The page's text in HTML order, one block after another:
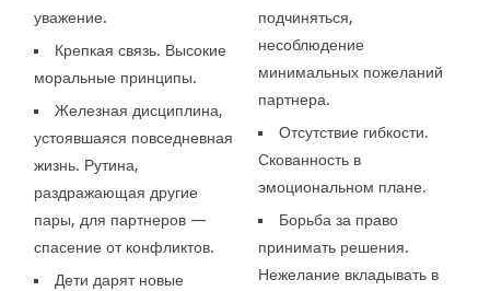
уважение.
Крепкая связь. Высокие
моральные принципы.
Железная дисциплина,
устоявшаяся повседневная
жизнь. Рутина,
раздражающая другие
пары, для партнеров —
спасение от конфликтов.
Дети дарят новые
подчиняться,
несоблюдение
минимальных пожеланий
партнера.
Отсутствие гибкости.
Скованность в
эмоциональном плане.
Борьба за право
принимать решения.
Нежелание вкладывать в